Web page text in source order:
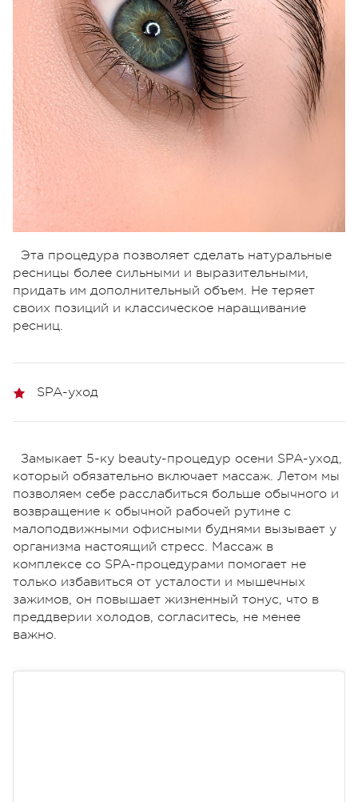
Эта процедура позволяет сделать натуральные
ресницы более сильными и выразительными,
придать им дополнительный объем. Не теряет
своих позиций и классическое наращивание
ресниц.
SPA-уход
Замыкает 5-ку beauty-процедур осени SPA-уход,
который обязательно включает массаж. Летом мы
позволяем себе расслабиться больше обычного и
возвращение к обычной рабочей рутине с
малоподвижными офисными буднями вызывает у
организма настоящий стресс. Массаж в
комплексе со SPA-процедурами помогает не
только избавиться от усталости и мышечных
зажимов, он повышает жизненный тонус, что в
преддверии холодов, согласитесь, не менее
важно.